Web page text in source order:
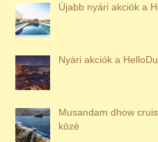
Újabb nyári akciók a
Nyári akciók a
Musandam dhow
közé